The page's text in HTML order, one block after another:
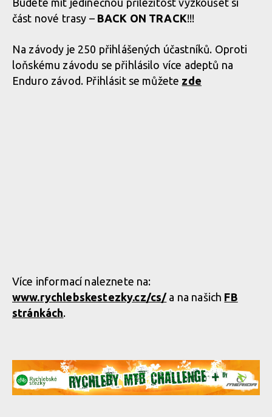
Budete mít jedinečnou příležitost vyzkoušet si
část nové trasy – BACK ON TRACK!!!
Na závody je 250 přihlášených účastníků. Oproti
loňskému závodu se přihlásilo více adeptů na
Enduro závod. Přihlásit se můžete zde
Více informací naleznete na:
www.rychlebskestezky.cz/cs/a na našich FB
stránkách.